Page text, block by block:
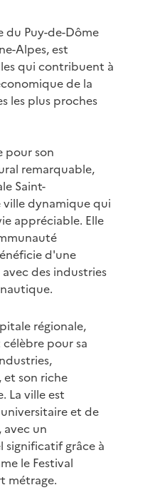
du Puy-de-Dôme
Alpes, est
qui contribuent à
de la
les plus proches
pour son
remarquable,
Saint-
dynamique qui
appréciable. Elle
d'une
des industries
régionale,
pour sa
son riche
La ville est
et de
un
grâce à
le Festival
métrage.